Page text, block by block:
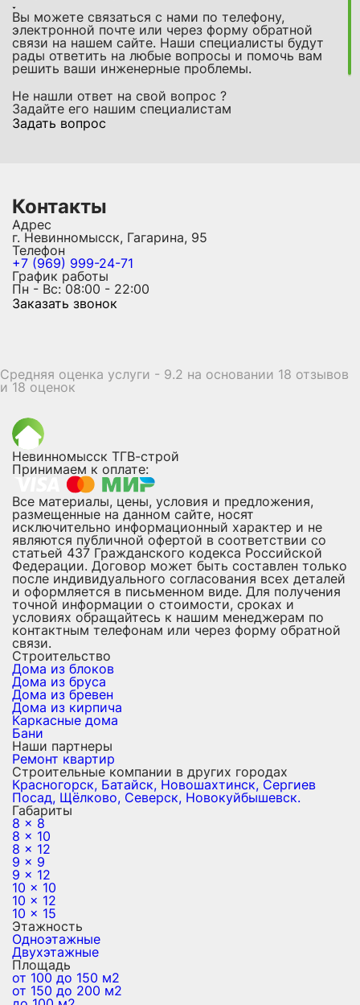
Вы можете связаться с нами по телефону,
электронной почте или через форму обратной
связи на нашем сайте. Наши специалисты будут
рады ответить на любые вопросы и помочь вам
решить ваши инженерные проблемы.
Не нашли ответ на свой вопрос ?
Задайте его нашим специалистам
Задать вопрос
Контакты
Адрес
г. Невинномысск, Гагарина, 95
Телефон
+7 (969) 999-24-71
График работы
Пн - Вс: 08:00 - 22:00
Заказать звонок
Средняя оценка услуги - 9.2 на основании 18 отзывов
и 18 оценок
Невинномысск ТГВ-строй
Принимаем к оплате:
Все материалы, цены, условия и предложения,
размещенные на данном сайте, носят
исключительно информационный характер и не
являются публичной офертой в соответствии со
статьей 437 Гражданского кодекса Российской
Федерации. Договор может быть составлен только
после индивидуального согласования всех деталей
и оформляется в письменном виде. Для получения
точной информации о стоимости, сроках и
условиях обращайтесь к нашим менеджерам по
контактным телефонам или через форму обратной
связи.
Строительство
Дома из блоков
Дома из бруса
Дома из бревен
Дома из кирпича
Каркасные дома
Бани
Наши партнеры
Ремонт квартир
Строительные компании в других городах
Красногорск, Батайск, Новошахтинск, Сергиев
Посад, Щёлково, Северск, Новокуйбышевск.
Габариты
8 x 8
8 x 10
8 x 12
9 x 9
9 x 12
10 x 10
10 x 12
10 x 15
Этажность
Одноэтажные
Двухэтажные
Площадь
от 100 до 150 м2
от 150 до 200 м2